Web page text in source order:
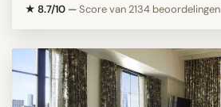
★ 8.7/10 —Score van 2134 beoordelingen